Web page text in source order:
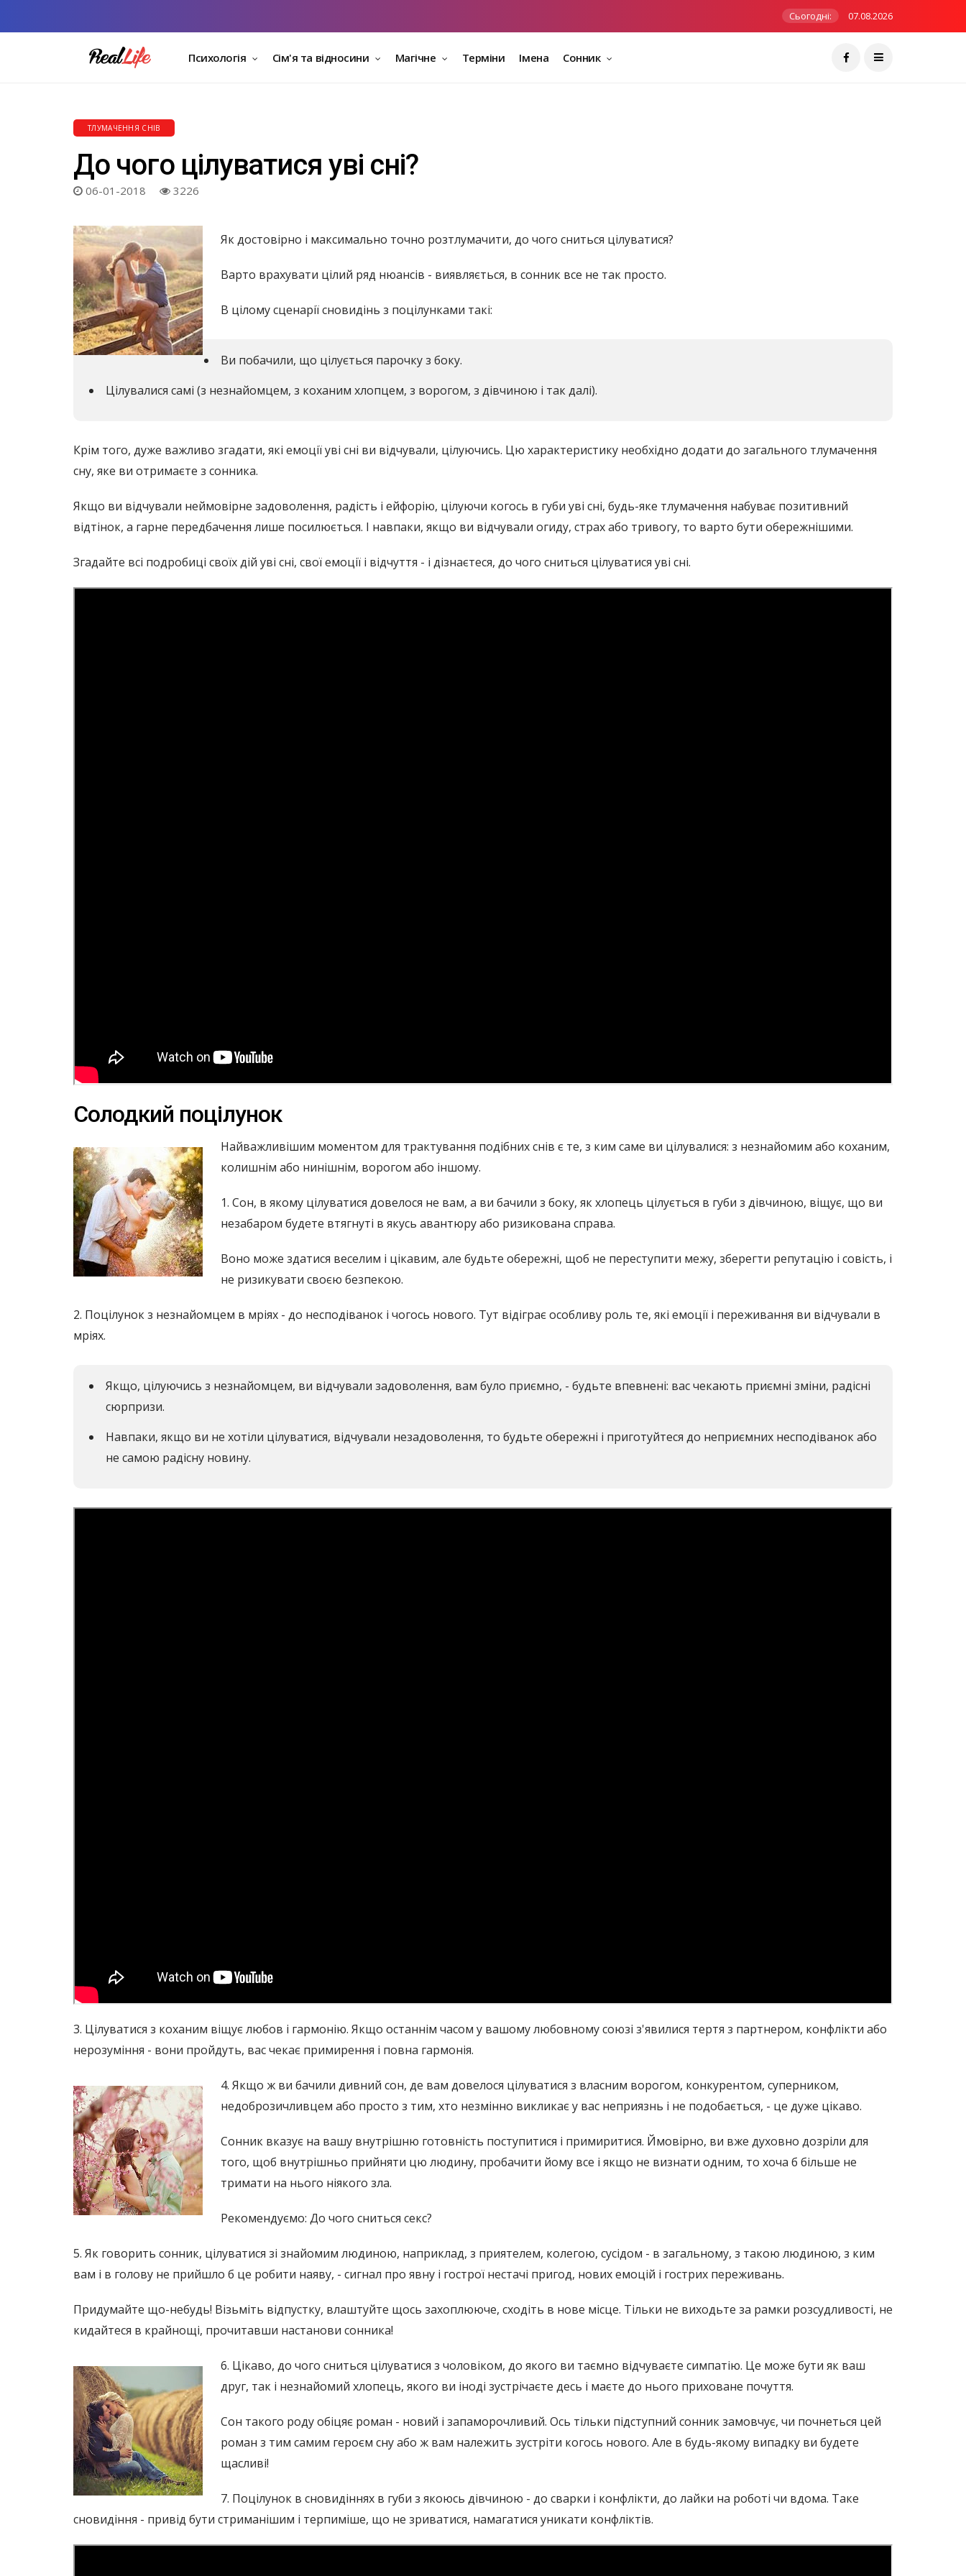
Сьогодні: 07.08.2026
Психологія Сім'я та відносини Магічне Терміни Імена Сонник
ТЛУМАЧЕННЯ СНІВ
До чого цілуватися уві сні?
06-01-2018 3226
Як достовірно і максимально точно розтлумачити, до чого сниться цілуватися?
Варто врахувати цілий ряд нюансів - виявляється, в сонник все не так просто.
В цілому сценарії сновидінь з поцілунками такі:
Ви побачили, що цілується парочку з боку.
Цілувалися самі (з незнайомцем, з коханим хлопцем, з ворогом, з дівчиною і так далі).
Крім того, дуже важливо згадати, які емоції уві сні ви відчували, цілуючись. Цю характеристику необхідно додати до загального тлумачення
сну, яке ви отримаєте з сонника.
Якщо ви відчували неймовірне задоволення, радість і ейфорію, цілуючи когось в губи уві сні, будь-яке тлумачення набуває позитивний
відтінок, а гарне передбачення лише посилюється. І навпаки, якщо ви відчували огиду, страх або тривогу, то варто бути обережнішими.
Згадайте всі подробиці своїх дій уві сні, свої емоції і відчуття - і дізнаєтеся, до чого сниться цілуватися уві сні.
Солодкий поцілунок
Найважливішим моментом для трактування подібних снів є те, з ким саме ви цілувалися: з незнайомим або коханим,
колишнім або нинішнім, ворогом або іншому.
1. Сон, в якому цілуватися довелося не вам, а ви бачили з боку, як хлопець цілується в губи з дівчиною, віщує, що ви
незабаром будете втягнуті в якусь авантюру або ризикована справа.
Воно може здатися веселим і цікавим, але будьте обережні, щоб не переступити межу, зберегти репутацію і совість, і
не ризикувати своєю безпекою.
2. Поцілунок з незнайомцем в мріях - до несподіванок і чогось нового. Тут відіграє особливу роль те, які емоції і переживання ви відчували в
мріях.
Якщо, цілуючись з незнайомцем, ви відчували задоволення, вам було приємно, - будьте впевнені: вас чекають приємні зміни, радісні
сюрпризи.
Навпаки, якщо ви не хотіли цілуватися, відчували незадоволення, то будьте обережні і приготуйтеся до неприємних несподіванок або
не самою радісну новину.
3. Цілуватися з коханим віщує любов і гармонію. Якщо останнім часом у вашому любовному союзі з'явилися тертя з партнером, конфлікти або
нерозуміння - вони пройдуть, вас чекає примирення і повна гармонія.
4. Якщо ж ви бачили дивний сон, де вам довелося цілуватися з власним ворогом, конкурентом, суперником,
недоброзичливцем або просто з тим, хто незмінно викликає у вас неприязнь і не подобається, - це дуже цікаво.
Сонник вказує на вашу внутрішню готовність поступитися і примиритися. Ймовірно, ви вже духовно дозріли для
того, щоб внутрішньо прийняти цю людину, пробачити йому все і якщо не визнати одним, то хоча б більше не
тримати на нього ніякого зла.
Рекомендуємо: До чого сниться секс?
5. Як говорить сонник, цілуватися зі знайомим людиною, наприклад, з приятелем, колегою, сусідом - в загальному, з такою людиною, з ким
вам і в голову не прийшло б це робити наяву, - сигнал про явну і гострої нестачі пригод, нових емоцій і гострих переживань.
Придумайте що-небудь! Візьміть відпустку, влаштуйте щось захоплююче, сходіть в нове місце. Тільки не виходьте за рамки розсудливості, не
кидайтеся в крайнощі, прочитавши настанови сонника!
6. Цікаво, до чого сниться цілуватися з чоловіком, до якого ви таємно відчуваєте симпатію. Це може бути як ваш
друг, так і незнайомий хлопець, якого ви іноді зустрічаєте десь і маєте до нього приховане почуття.
Сон такого роду обіцяє роман - новий і запаморочливий. Ось тільки підступний сонник замовчує, чи почнеться цей
роман з тим самим героєм сну або ж вам належить зустріти когось нового. Але в будь-якому випадку ви будете
щасливі!
7. Поцілунок в сновидіннях в губи з якоюсь дівчиною - до сварки і конфлікти, до лайки на роботі чи вдома. Таке
сновидіння - привід бути стриманішим і терпиміше, що не зриватися, намагатися уникати конфліктів.